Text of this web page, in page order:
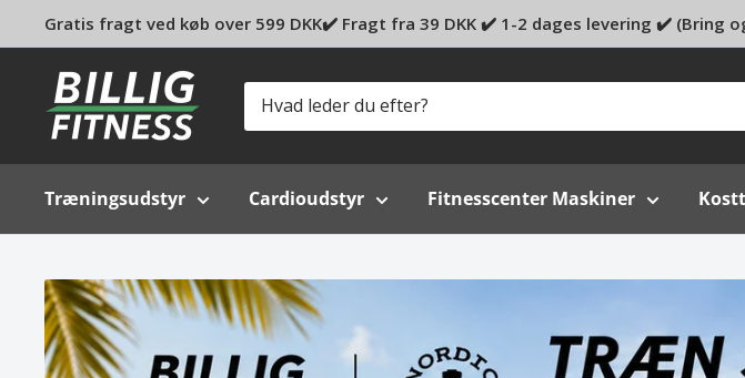
Gratis fragt ved køb over 599 DKK✔️ Fragt fra 39 DKK ✔️ 1-2 dages levering ✔️
Billig-
fitness.dk
Træningsudstyr Cardioudstyr Fitnesscenter Maskiner